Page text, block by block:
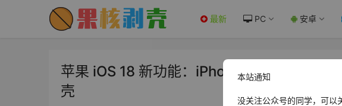
最新 PC 安卓
苹果 iOS 18 新功能：iPhone 15 系列手机电
壳
本站通知
没关注公众号的同学，可以